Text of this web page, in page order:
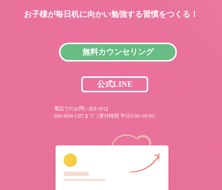
お子様が毎日机に向かい勉強する習慣をつくる！
無料カウンセリング
公式LINE
電話でのお問い合わせは
050-3634-1207まで（受付時間 平日9:00~18:00）